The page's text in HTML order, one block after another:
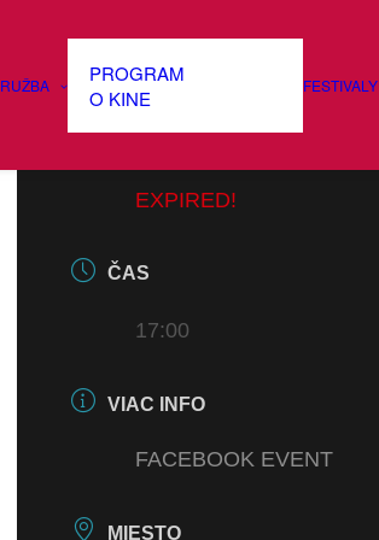
PROGRAM
O KINE
FESTIVALY
DÁTUM
05 DEC 2024
EXPIRED!
ČAS
17:00
VIAC INFO
FACEBOOK EVENT
MIESTO